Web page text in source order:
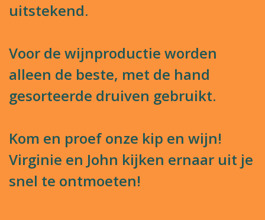
uitstekend.
Voor de wijnproductie worden
alleen de beste, met de hand
gesorteerde druiven gebruikt.
Kom en proef onze kip en wijn!
Virginie en John kijken ernaar uit je
snel te ontmoeten!